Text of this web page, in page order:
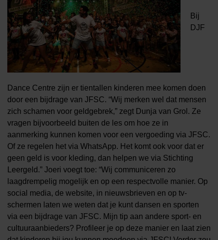
Bij
DJF
Dance Centre zijn er tientallen kinderen mee komen doen
door een bijdrage van JFSC. “Wij merken wel dat mensen
zich schamen voor geldgebrek,” zegt Dunja van Grol. Ze
vragen bijvoorbeeld buiten de les om hoe ze in
aanmerking kunnen komen voor een vergoeding via JFSC.
Of ze regelen het via WhatsApp. Het komt ook voor dat er
geen geld is voor kleding, dan helpen we via Stichting
Leergeld.” Joeri voegt toe: “Wij communiceren zo
laagdrempelig mogelijk en op een respectvolle manier. Op
social media, de website, in nieuwsbrieven en op tv-
schermen laten we weten dat je kunt dansen en sporten
via een bijdrage van JFSC. Mijn tip aan andere sport- en
cultuuraanbieders? Profileer je op deze manier en laat zien